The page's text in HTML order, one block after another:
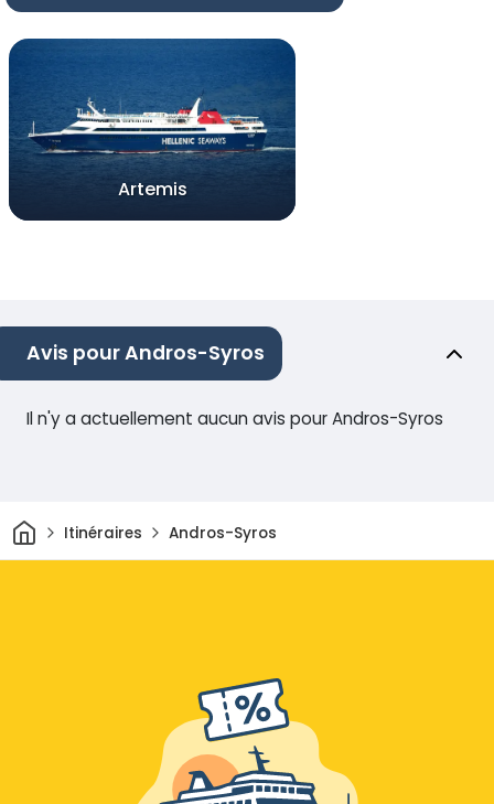
Artemis
Avis pour Andros-Syros
Il n'y a actuellement aucun avis pour Andros-Syros
Maison
Itinéraires Andros-Syros